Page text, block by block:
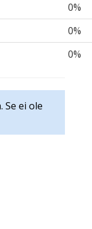
0%
0%
0%
Se ei ole